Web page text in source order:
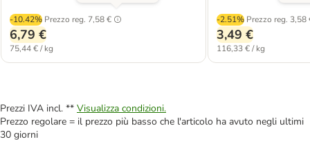
-10.42% Prezzo reg. 7,58 €
6,79 €
75,44 € / kg
-2.51% Prezzo reg. 3,58
3,49 €
116,33 € / kg
Prezzi IVA incl. ** Visualizza condizioni.
Prezzo regolare = il prezzo più basso che l'articolo ha avuto negli ultimi
30 giorni